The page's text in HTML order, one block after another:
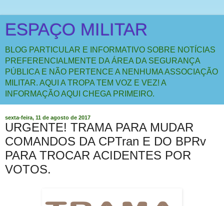
ESPAÇO MILITAR
BLOG PARTICULAR E INFORMATIVO SOBRE NOTÍCIAS
PREFERENCIALMENTE DA ÁREA DA SEGURANÇA
PÚBLICA E NÃO PERTENCE A NENHUMA ASSOCIAÇÃO
MILITAR. AQUI A TROPA TEM VOZ E VEZ! A
INFORMAÇÃO AQUI CHEGA PRIMEIRO.
sexta-feira, 11 de agosto de 2017
URGENTE! TRAMA PARA MUDAR
COMANDOS DA CPTran E DO BPRv
PARA TROCAR ACIDENTES POR
VOTOS.